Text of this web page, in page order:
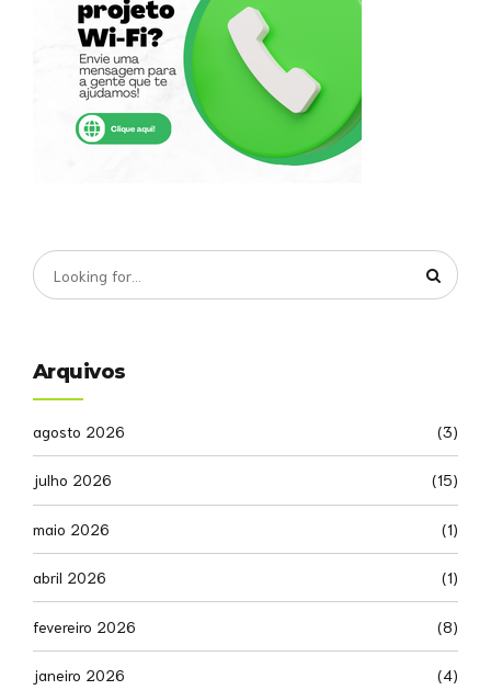
Arquivos
agosto 2026 (3)
julho 2026 (15)
maio 2026 (1)
abril 2026 (1)
fevereiro 2026 (8)
janeiro 2026 (4)